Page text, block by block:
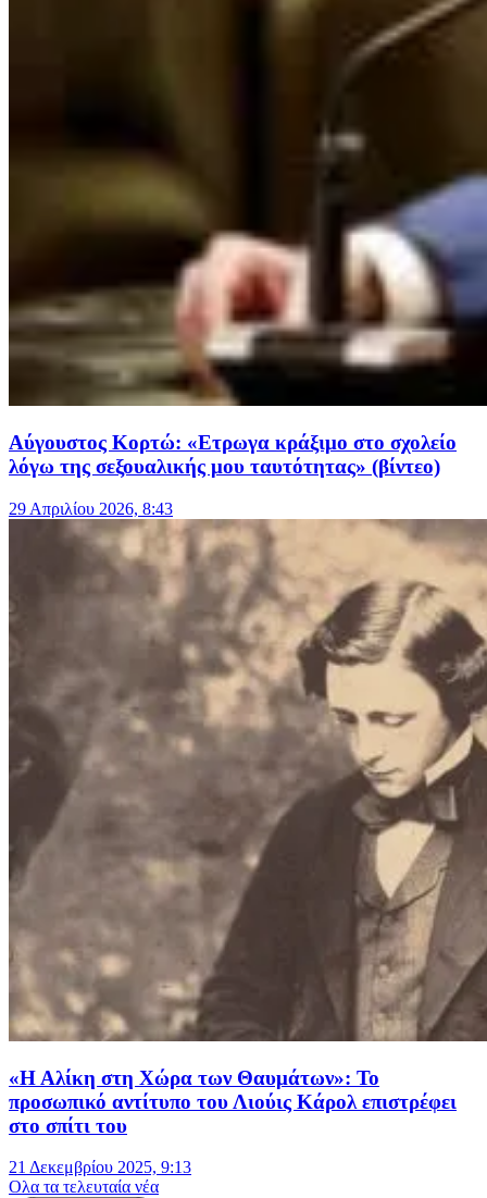
Αύγουστος Κορτώ: «Ετρωγα κράξιμο στο σχολείο
λόγω της σεξουαλικής μου ταυτότητας» (βίντεο)
29 Απριλίου 2026, 8:43
«Η Αλίκη στη Χώρα των Θαυμάτων»: Το
προσωπικό αντίτυπο του Λιούις Κάρολ επιστρέφει
στο σπίτι του
21 Δεκεμβρίου 2025, 9:13
Oλα τα τελευταία νέα